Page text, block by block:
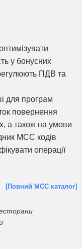
у бонусних
ПДВ та
для програм
повернення
а також на умови
MCC кодів
операції
[Повний МСС каталог]